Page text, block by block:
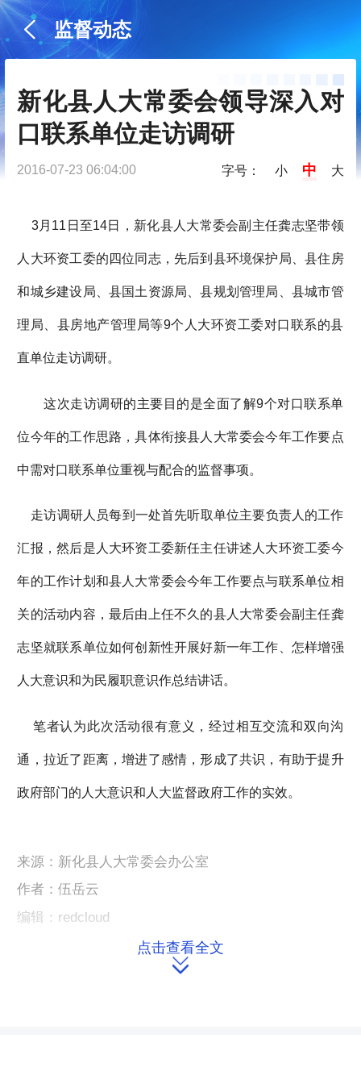
监督动态
新化县人大常委会领导深入对
口联系单位走访调研
2016-07-23 06:04:00 字号： 小 中 大
3月11日至14日，新化县人大常委会副主任龚志坚带领
人大环资工委的四位同志，先后到县环境保护局、县住房
和城乡建设局、县国土资源局、县规划管理局、县城市管
理局、县房地产管理局等9个人大环资工委对口联系的县
直单位走访调研。
这次走访调研的主要目的是全面了解9个对口联系单
位今年的工作思路，具体衔接县人大常委会今年工作要点
中需对口联系单位重视与配合的监督事项。
走访调研人员每到一处首先听取单位主要负责人的工作
汇报，然后是人大环资工委新任主任讲述人大环资工委今
年的工作计划和县人大常委会今年工作要点与联系单位相
关的活动内容，最后由上任不久的县人大常委会副主任龚
志坚就联系单位如何创新性开展好新一年工作、怎样增强
人大意识和为民履职意识作总结讲话。
笔者认为此次活动很有意义，经过相互交流和双向沟
通，拉近了距离，增进了感情，形成了共识，有助于提升
政府部门的人大意识和人大监督政府工作的实效。
来源：新化县人大常委会办公室
作者：伍岳云
编辑：redcloud
点击查看全文
